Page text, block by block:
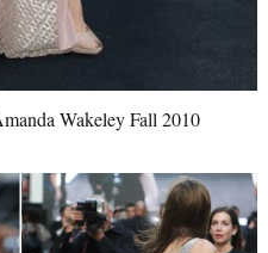
Wakeley Fall 2010